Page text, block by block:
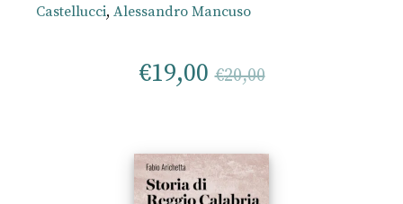
Castellucci, Alessandro Mancuso
€19,00 €20,00